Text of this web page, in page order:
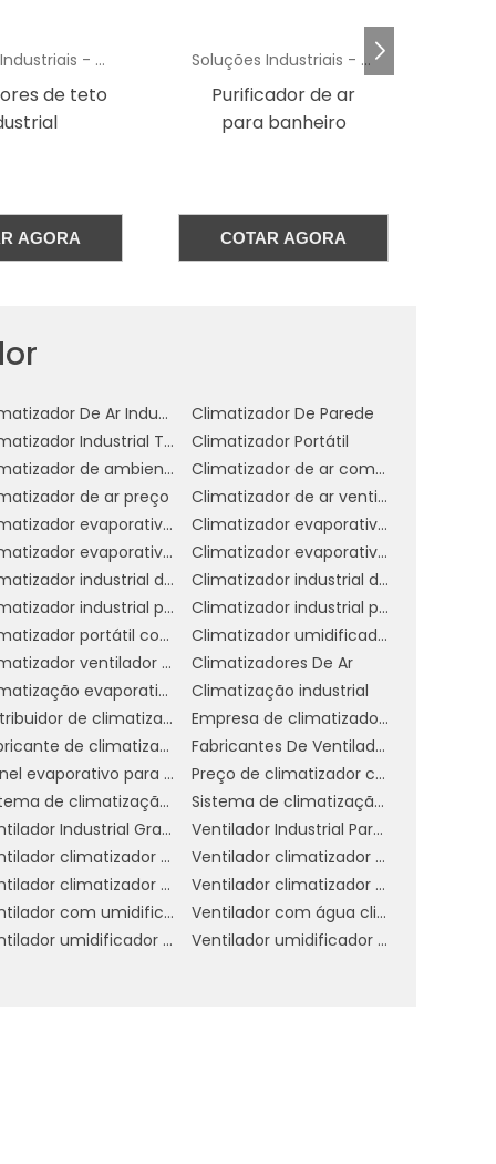
Soluções Industriais - AC
de ar
AGORA
Soluções Industriais - AC
Climatizador
Industrial Usado
COTAR AGORA
Climatizador De Ar Industrial Evaporativo
Climatizador De Parede
Climatizador Industrial Teto
Climatizador Portátil
Climatizador de ambientes comerciais
Climatizador de ar comercial
de ar preço
Climatizador de ar ventilador
Climatizador evaporativo de ar
Climatizador evaporativo de parede
Climatizador evaporativo para academia
Climatizador evaporativo portátil
Climatizador industrial de parede
Climatizador industrial de parede preço
Climatizador industrial portátil
Climatizador industrial preço
Climatizador portátil com água
Climatizador umidificador industrial
Climatizador ventilador umidificador de parede a água
Climatizadores De Ar
Climatização evaporativa industrial
Climatização industrial
Distribuidor de climatizador evaporativo
Empresa de climatizador evaporativo
Fabricante de climatizador industrial
Fabricantes De Ventiladores Industriais
Painel evaporativo para climatizador
Preço de climatizador com névoa
Sistema de climatização evaporativa
Sistema de climatização industrial
Ventilador Industrial Grande
Ventilador Industrial Para Galpão
Ventilador climatizador de coluna
Ventilador climatizador de parede
Ventilador climatizador umidificador parede industrial
Ventilador climatizador água
Ventilador com umidificador industrial
Ventilador com água climatizador
Ventilador umidificador climatizador de ar com água
Ventilador umidificador de ar industrial